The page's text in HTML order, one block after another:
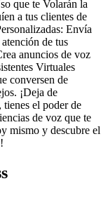
que te Volarán la
a tus clientes de
Envía
de tus
anuncios de voz
Virtuales
conversen de
¡Deja de
el poder de
de voz que te
mismo y descubre el